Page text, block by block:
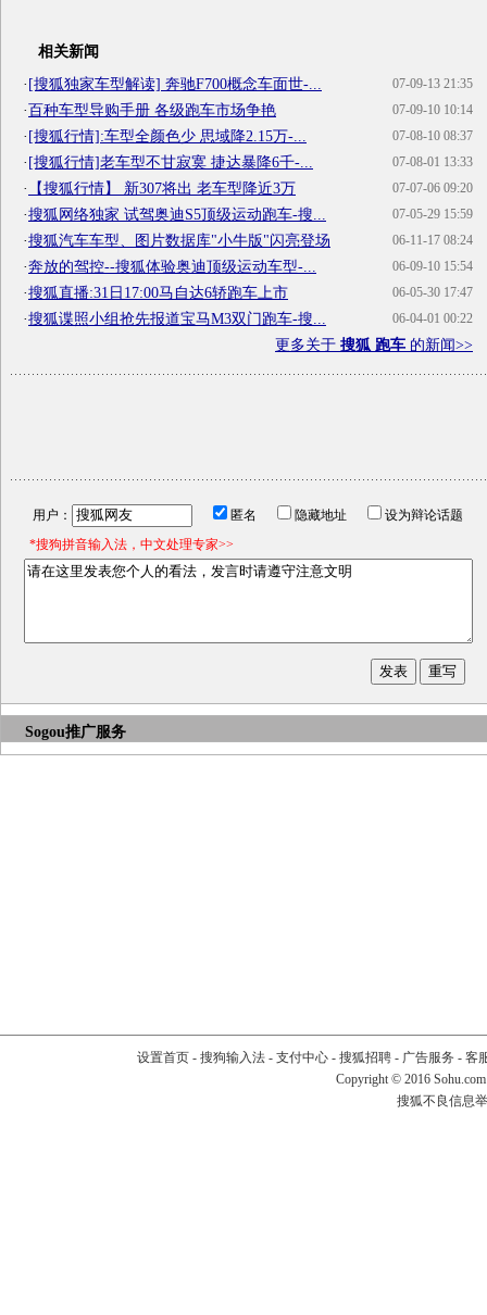
相关新闻
07-09-13 21:35
·[搜狐独家车型解读] 奔驰F700概念车面世-...
07-09-10 10:14
·百种车型导购手册 各级跑车市场争艳
07-08-10 08:37
·[搜狐行情]:车型全颜色少 思域降2.15万-...
07-08-01 13:33
·[搜狐行情]老车型不甘寂寞 捷达暴降6千-...
07-07-06 09:20
· 【搜狐行情】 新307将出 老车型降近3万
07-05-29 15:59
·搜狐网络独家 试驾奥迪S5顶级运动跑车-搜...
06-11-17 08:24
·搜狐汽车车型、图片数据库"小牛版"闪亮登场
06-09-10 15:54
·奔放的驾控--搜狐体验奥迪顶级运动车型-...
06-05-30 17:47
·搜狐直播:31日17:00马自达6轿跑车上市
06-04-01 00:22
·搜狐谍照小组抢先报道宝马M3双门跑车-搜...
更多关于 搜狐 跑车 的新闻>>
用户： 匿名 隐藏地址
设为辩论话题
*搜狗拼音输入法，中文处理专家>>
Sogou推广服务
设置首页- 搜狗输入法- 支付中心- 搜狐招聘- 广告服务 - 客
Copyright © 2016
搜狐不良信息